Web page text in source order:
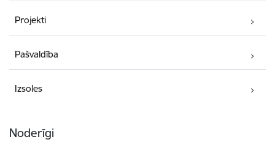
Projekti
Pašvaldība
Izsoles
Noderīgi